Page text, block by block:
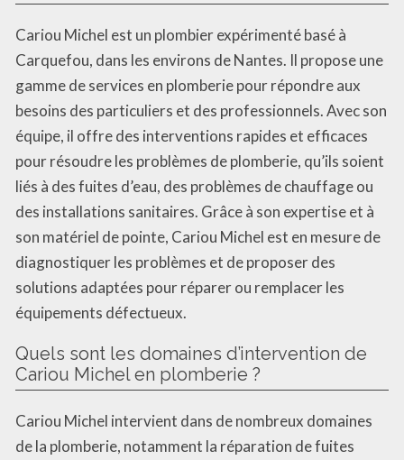
Cariou Michel est un plombier expérimenté basé à
Carquefou, dans les environs de Nantes. Il propose une
gamme de services en plomberie pour répondre aux
besoins des particuliers et des professionnels. Avec son
équipe, il offre des interventions rapides et efficaces
pour résoudre les problèmes de plomberie, qu’ils soient
liés à des fuites d’eau, des problèmes de chauffage ou
des installations sanitaires. Grâce à son expertise et à
son matériel de pointe, Cariou Michel est en mesure de
diagnostiquer les problèmes et de proposer des
solutions adaptées pour réparer ou remplacer les
équipements défectueux.
Quels sont les domaines d’intervention de
Cariou Michel en plomberie ?
Cariou Michel intervient dans de nombreux domaines
de la plomberie, notamment la réparation de fuites